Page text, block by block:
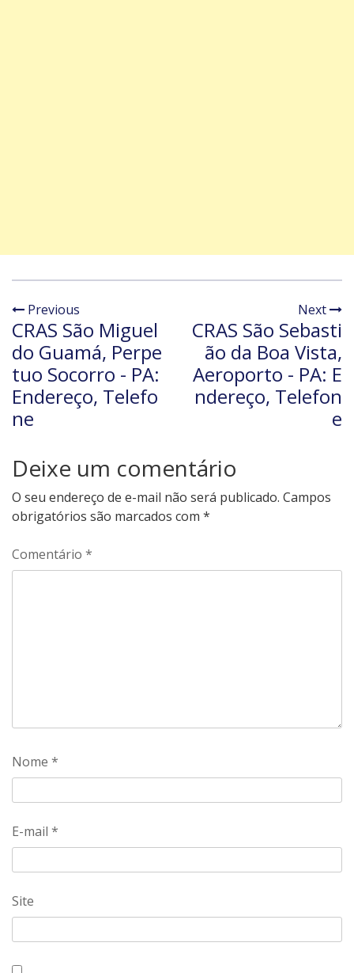
Previous
CRAS São Miguel
do Guamá, Perpe
tuo Socorro - PA:
Endereço, Telefo
ne
Next
CRAS São Sebasti
ão da Boa Vista,
Aeroporto - PA: E
ndereço, Telefon
e
Deixe um comentário
O seu endereço de e-mail não será publicado. Campos
obrigatórios são marcados com *
Comentário *
Nome *
E-mail *
Site